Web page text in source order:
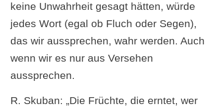
Kräften der Offenbarung verbunden,
keine Unwahrheit gesagt hätten, würde
jedes Wort (egal ob Fluch oder Segen),
das wir aussprechen, wahr werden. Auch
wenn wir es nur aus Versehen
aussprechen.
R. Skuban: „Die Früchte, die erntet, wer